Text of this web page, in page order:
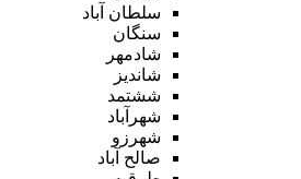
سلطان آباد
سنگان
شادمهر
شاندیز
ششتمد
شهرآباد
شهرزو
صالح آباد